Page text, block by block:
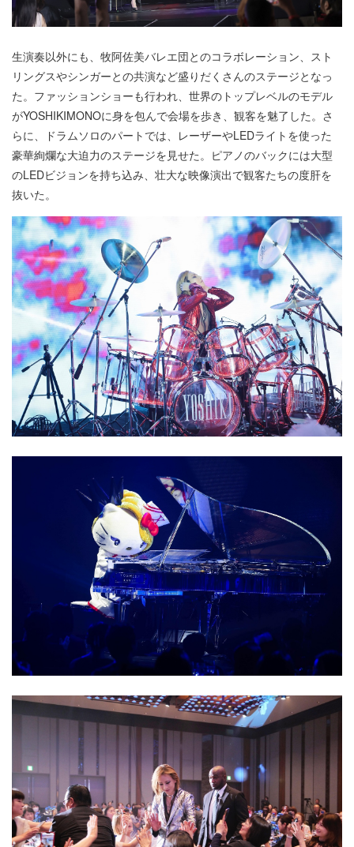
生演奏以外にも、牧阿佐美バレエ団とのコラボレーション、スト
リングスやシンガーとの共演など盛りだくさんのステージとなっ
た。ファッションショーも行われ、世界のトップレベルのモデル
がYOSHIKIMONOに身を包んで会場を歩き、観客を魅了した。さ
らに、ドラムソロのパートでは、レーザーやLEDライトを使った
豪華絢爛な大迫力のステージを見せた。ピアノのバックには大型
のLEDビジョンを持ち込み、壮大な映像演出で観客たちの度肝を
抜いた。